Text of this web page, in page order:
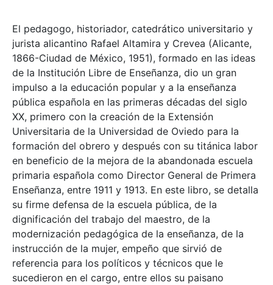
El pedagogo, historiador, catedrático universitario y
jurista alicantino Rafael Altamira y Crevea (Alicante,
1866-Ciudad de México, 1951), formado en las ideas
de la Institución Libre de Enseñanza, dio un gran
impulso a la educación popular y a la enseñanza
pública española en las primeras décadas del siglo
XX, primero con la creación de la Extensión
Universitaria de la Universidad de Oviedo para la
formación del obrero y después con su titánica labor
en beneficio de la mejora de la abandonada escuela
primaria española como Director General de Primera
Enseñanza, entre 1911 y 1913. En este libro, se detalla
su firme defensa de la escuela pública, de la
dignificación del trabajo del maestro, de la
modernización pedagógica de la enseñanza, de la
instrucción de la mujer, empeño que sirvió de
referencia para los políticos y técnicos que le
sucedieron en el cargo, entre ellos su paisano